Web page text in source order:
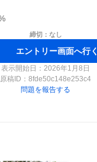
締切：なし
エントリー画面へ行く
表示開始日：2026年1月8日
原稿ID： 8fde50c148e253c4
問題を報告する